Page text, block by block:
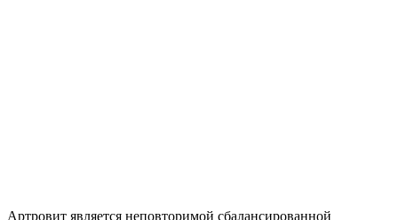
Артровит является неповторимой сбалансированной